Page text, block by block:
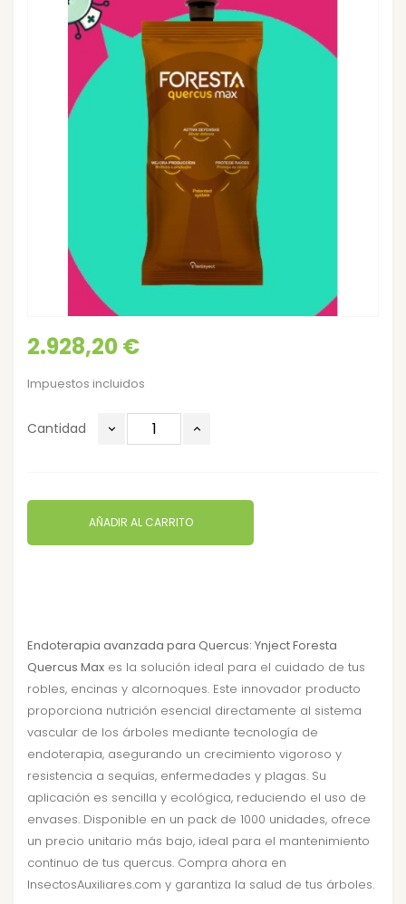
2.928,20 €
Impuestos incluidos
Cantidad
AÑADIR AL CARRITO
Endoterapia avanzada para Quercus: Ynject Foresta
Quercus Max es la solución ideal para el cuidado de tus
robles, encinas y alcornoques. Este innovador producto
proporciona nutrición esencial directamente al sistema
vascular de los árboles mediante tecnología de
endoterapia, asegurando un crecimiento vigoroso y
resistencia a sequías, enfermedades y plagas. Su
aplicación es sencilla y ecológica, reduciendo el uso de
envases. Disponible en un pack de 1000 unidades, ofrece
un precio unitario más bajo, ideal para el mantenimiento
continuo de tus quercus. Compra ahora en
InsectosAuxiliares.com y garantiza la salud de tus árboles.